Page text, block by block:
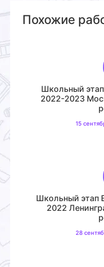
Похожие
Школьный
2022-2023
15
Школьный этап
2022
28